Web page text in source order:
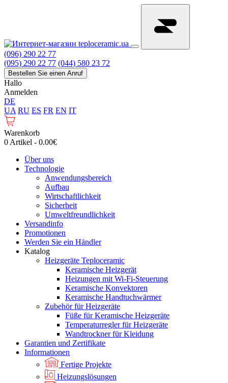
(096) 290 22 77
(095) 290 22 77 (044) 580 23 72
Bestellen Sie einen Anruf
Hallo
Anmelden
DE
UA RU ES FR EN IT
Warenkorb
0 Artikel - 0.00€
Über uns
Technologie
Anwendungsbereich
Aufbau
Wirtschaftlichkeit
Sicherheit
Umweltfreundlichkeit
Versandinfo
Promotionen
Werden Sie ein Händler
Katalog
Heizgeräte Teploceramic
Keramische Heizgerät
Heizungen mit Wi-Fi-Steuerung
Keramische Konvektoren
Keramische Handtuchwärmer
Zubehör für Heizgeräte
Füße für Keramische Heizgeräte
Temperaturregler für Heizgeräte
Wandtrockner für Kleidung
Garantien und Zertifikate
Informationen
Fertige Projekte
Heizungslösungen